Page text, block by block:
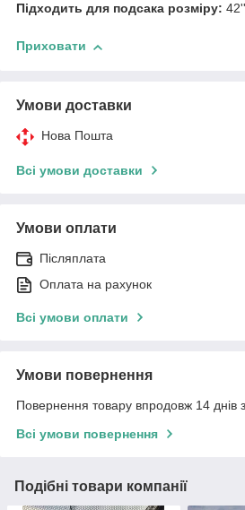
Підходить для подсака розміру: 42''
Приховати
Умови доставки
Нова Пошта
Всі умови доставки
Умови оплати
Післяплата
Оплата на рахунок
Всі умови оплати
Умови повернення
Повернення товару впродовж 14 днів
Всі умови повернення
Подібні товари компанії